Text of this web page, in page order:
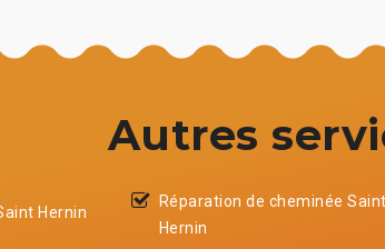
Autres
Hernin
Réparation de cheminée Saint
Hernin